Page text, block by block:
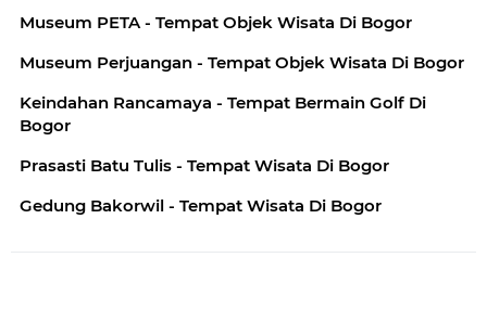
Museum PETA - Tempat Objek Wisata Di Bogor
Museum Perjuangan - Tempat Objek Wisata Di Bogor
Keindahan Rancamaya - Tempat Bermain Golf Di
Bogor
Prasasti Batu Tulis - Tempat Wisata Di Bogor
Gedung Bakorwil - Tempat Wisata Di Bogor